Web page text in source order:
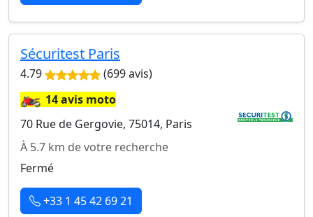
Sécuritest Paris
4.79 (699 avis)
🏍️14 avis moto
70 Rue de Gergovie, 75014, Paris
À 5.7 km de votre recherche
Fermé
+33 1 45 42 69 21